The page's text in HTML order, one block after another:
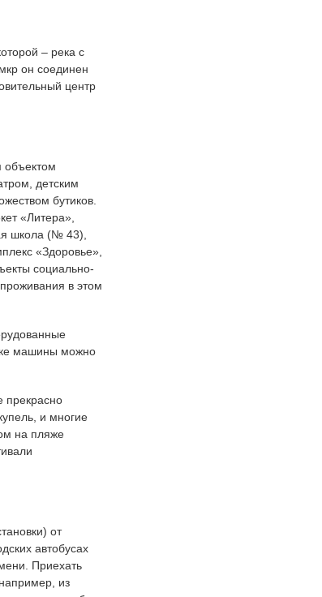
– река с
он соединен
центр
объектом
детским
бутиков.
«Литера»,
школа (№ 43),
«Здоровье»,
социально-
в этом
машины можно
прекрасно
и многие
на пляже
от
автобусах
Приехать
из